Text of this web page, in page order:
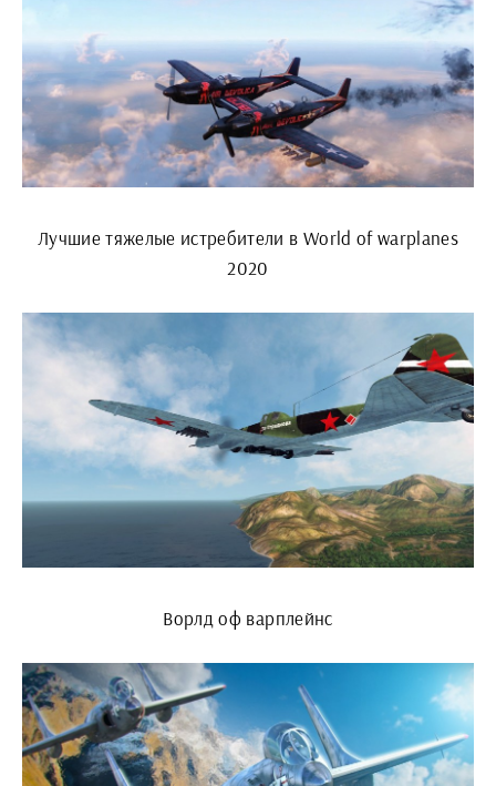
Лучшие тяжелые истребители в World of warplanes
2020
Ворлд оф варплейнс